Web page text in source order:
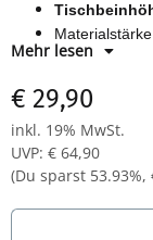
Durchmesser
Inklusive
Lieferumfang:
Mehr lesen
€ 29,90
inkl. 19% MwSt.
UVP: € 64,90
(Du sparst 53.93%,